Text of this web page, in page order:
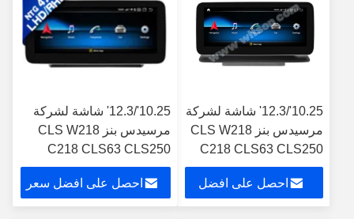
10.25'/12.3' شاشة لشركة
مرسيدس بنز CLS W218
C218 CLS63 CLS250
CLS300 CLS350
CLS500احصل على افضل
10.25'/12.3' شاشة لشركة
مرسيدس بنز CLS W218
C218 CLS63 CLS250
CLS300 CLS350 CLS
2012-2013 NTG4.5 مشغل
الوسائط المتعددة الروبوت
احصل على افضل سعر